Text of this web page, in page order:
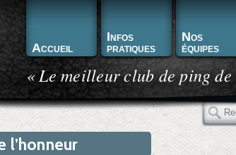
« Le meilleur club de ping
Accueil
Infos
pratiques
Nos
équipes
l’honneur